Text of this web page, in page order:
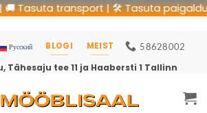
Русский BLOGI MEIST 58628002
Tähesaju tee 11 ja Haabersti 1 Tallinn